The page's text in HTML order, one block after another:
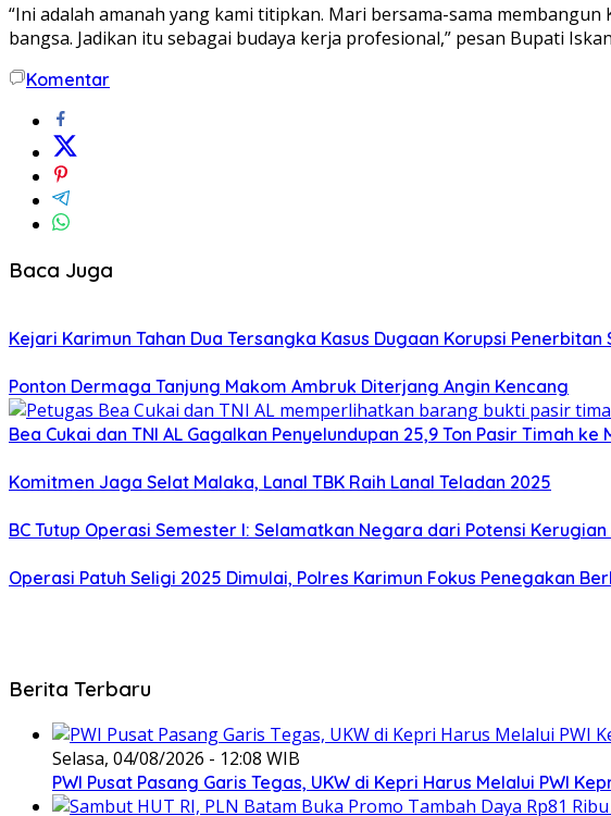
“Ini adalah amanah yang kami titipkan. Mari bersama-sama
bangsa. Jadikan itu sebagai budaya kerja profesional,” pesan Bupati
Komentar
Baca Juga
Kejari Karimun Tahan Dua Tersangka Kasus Dugaan Korupsi Penerbitan
Ponton Dermaga Tanjung Makom Ambruk Diterjang Angin Kencang
Bea Cukai dan TNI AL Gagalkan Penyelundupan 25,9 Ton Pasir Timah ke
Komitmen Jaga Selat Malaka, Lanal TBK Raih Lanal Teladan 2025
BC Tutup Operasi Semester I: Selamatkan Negara dari Potensi Kerugian
Operasi Patuh Seligi 2025 Dimulai, Polres Karimun Fokus Penegakan
Berita Terbaru
Selasa, 04/08/2026 - 12:08 WIB
PWI Pusat Pasang Garis Tegas, UKW di Kepri Harus Melalui PWI